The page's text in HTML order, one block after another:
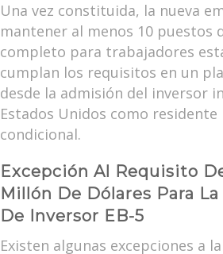
Una vez constituida, la nueva
mantener al menos 10 puestos
completo para trabajadores
cumplan los requisitos en un
desde la admisión del inversor
Estados Unidos como
condicional.
Excepción Al Requisito
Millón De Dólares Para
De Inversor EB-5
Existen algunas excepciones a